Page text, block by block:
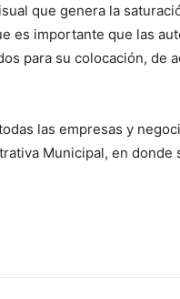
que genera la
es importante que las
para su colocación, de
las empresas y
Municipal, en